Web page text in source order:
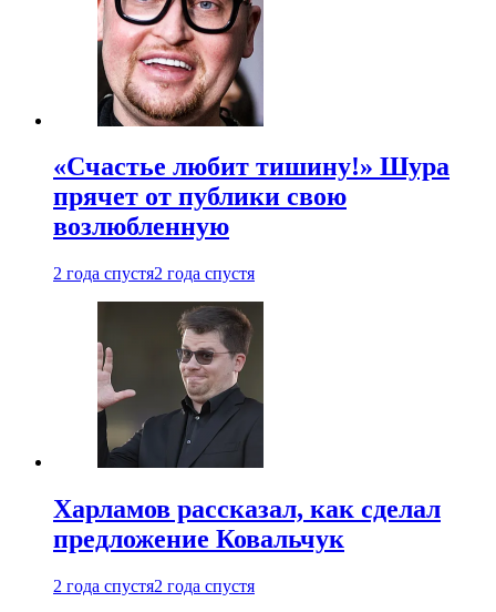
«Счастье любит тишину!» Шура
прячет от публики свою
возлюбленную
2 года спустя2 года спустя
Харламов рассказал, как сделал
предложение Ковальчук
2 года спустя2 года спустя